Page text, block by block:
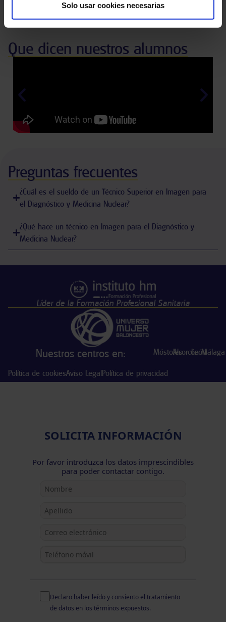
Solo usar cookies necesarias
Que dicen nuestros alumnos
Preguntas frecuentes
¿Cuál es el sueldo de un Técnico Superior en Imagen para
el Diagnóstico y Medicina Nuclear?
¿Qué hace un técnico en Imagen para el Diagnóstico y
Medicina Nuclear?
Líder de la Formación Profesional Sanitaria
Nuestros centros en: MóstolesAlcorcónLeónMálaga
Política de cookiesAviso LegalPolítica de privacidad
SOLICITA INFORMACIÓN
Por favor introduzca los datos imprescindibles
para poder contactar contigo.
Declaro haber leído y consiento el tratamiento
de datos en los términos expuestos.